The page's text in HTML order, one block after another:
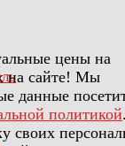
цены на
на сайте! Мы
данные
политикой
своих